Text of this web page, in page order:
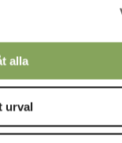
alla
urval